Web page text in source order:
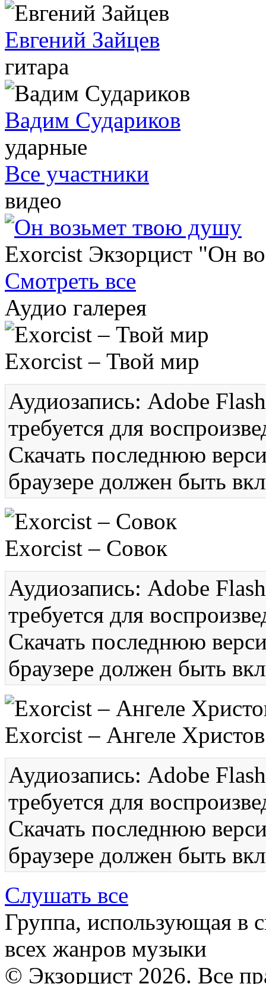
Евгений Зайцев
гитара
Вадим Cудариков
ударные
Все участники
видео
Exorcist Экзорцист "Он
Смотреть все
Аудио галерея
Exorcist – Твой мир
Аудиозапись: Adobe
требуется для
Скачать последнюю
браузере должен быть
Exorcist – Совок
Аудиозапись: Adobe
требуется для
Скачать последнюю
браузере должен быть
Exorcist – Ангеле Христов
Аудиозапись: Adobe
требуется для
Скачать последнюю
браузере должен быть
Слушать все
Группа, использующая в
всех жанров музыки
© Экзорцист 2026. Все